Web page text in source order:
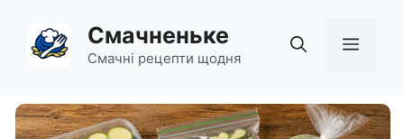
вмісту
Смачненьке
Смачні рецепти щодня